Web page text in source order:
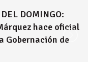
DOMINGO:
hace oficial
Gobernación de